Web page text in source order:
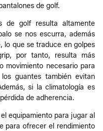
de golf.
golf resulta altamente
se nos escurra, además
lo que se traduce en golpes
por tanto, resulta más
movimiento necesario para
guantes también evitan
si la climatología es
de adherencia.
equipamiento para jugar al
para ofrecer el rendimiento